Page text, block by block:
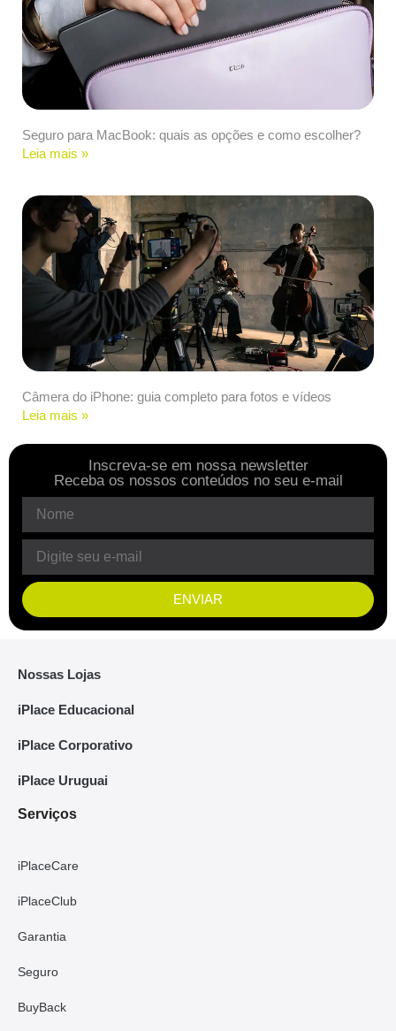
Seguro para MacBook: quais as opções e como escolher?
Leia mais »
Câmera do iPhone: guia completo para fotos e vídeos
Leia mais »
Inscreva-se em nossa newsletter
Receba os nossos conteúdos no seu e-mail
ENVIAR
Nossas Lojas
iPlace Educacional
iPlace Corporativo
iPlace Uruguai
Serviços
iPlaceCare
iPlaceClub
Garantia
Seguro
BuyBack